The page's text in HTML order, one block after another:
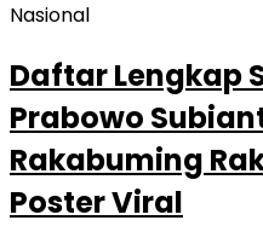
Nasional
Daftar Lengkap
Prabowo
Rakabuming
Poster Viral